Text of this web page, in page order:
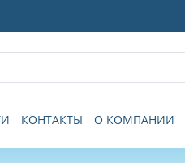
КОНТАКТЫ О КОМПАНИИ